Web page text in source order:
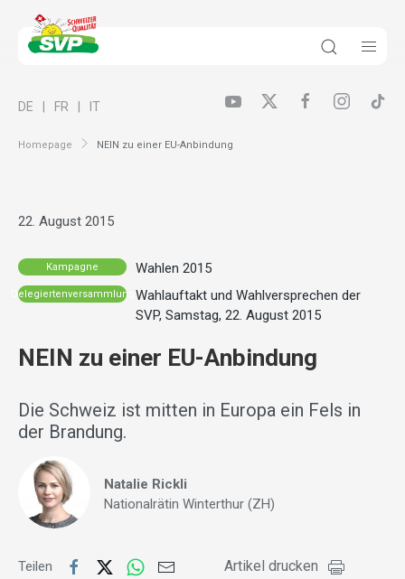
Homepage NEIN zu einer EU-Anbindung
DE FR IT
22. August 2015
Kampagne Wahlen 2015
Delegiertenversammlung
Wahlauftakt und Wahlversprechen der
SVP, Samstag, 22. August 2015
NEIN zu einer EU-Anbindung
Die Schweiz ist mitten in Europa ein Fels in
der Brandung.
Natalie Rickli
Nationalrätin Winterthur (ZH)
Teilen Artikel drucken